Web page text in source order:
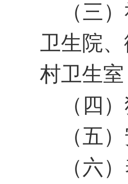
（三
卫生院
村卫生室
（四
（五
（六